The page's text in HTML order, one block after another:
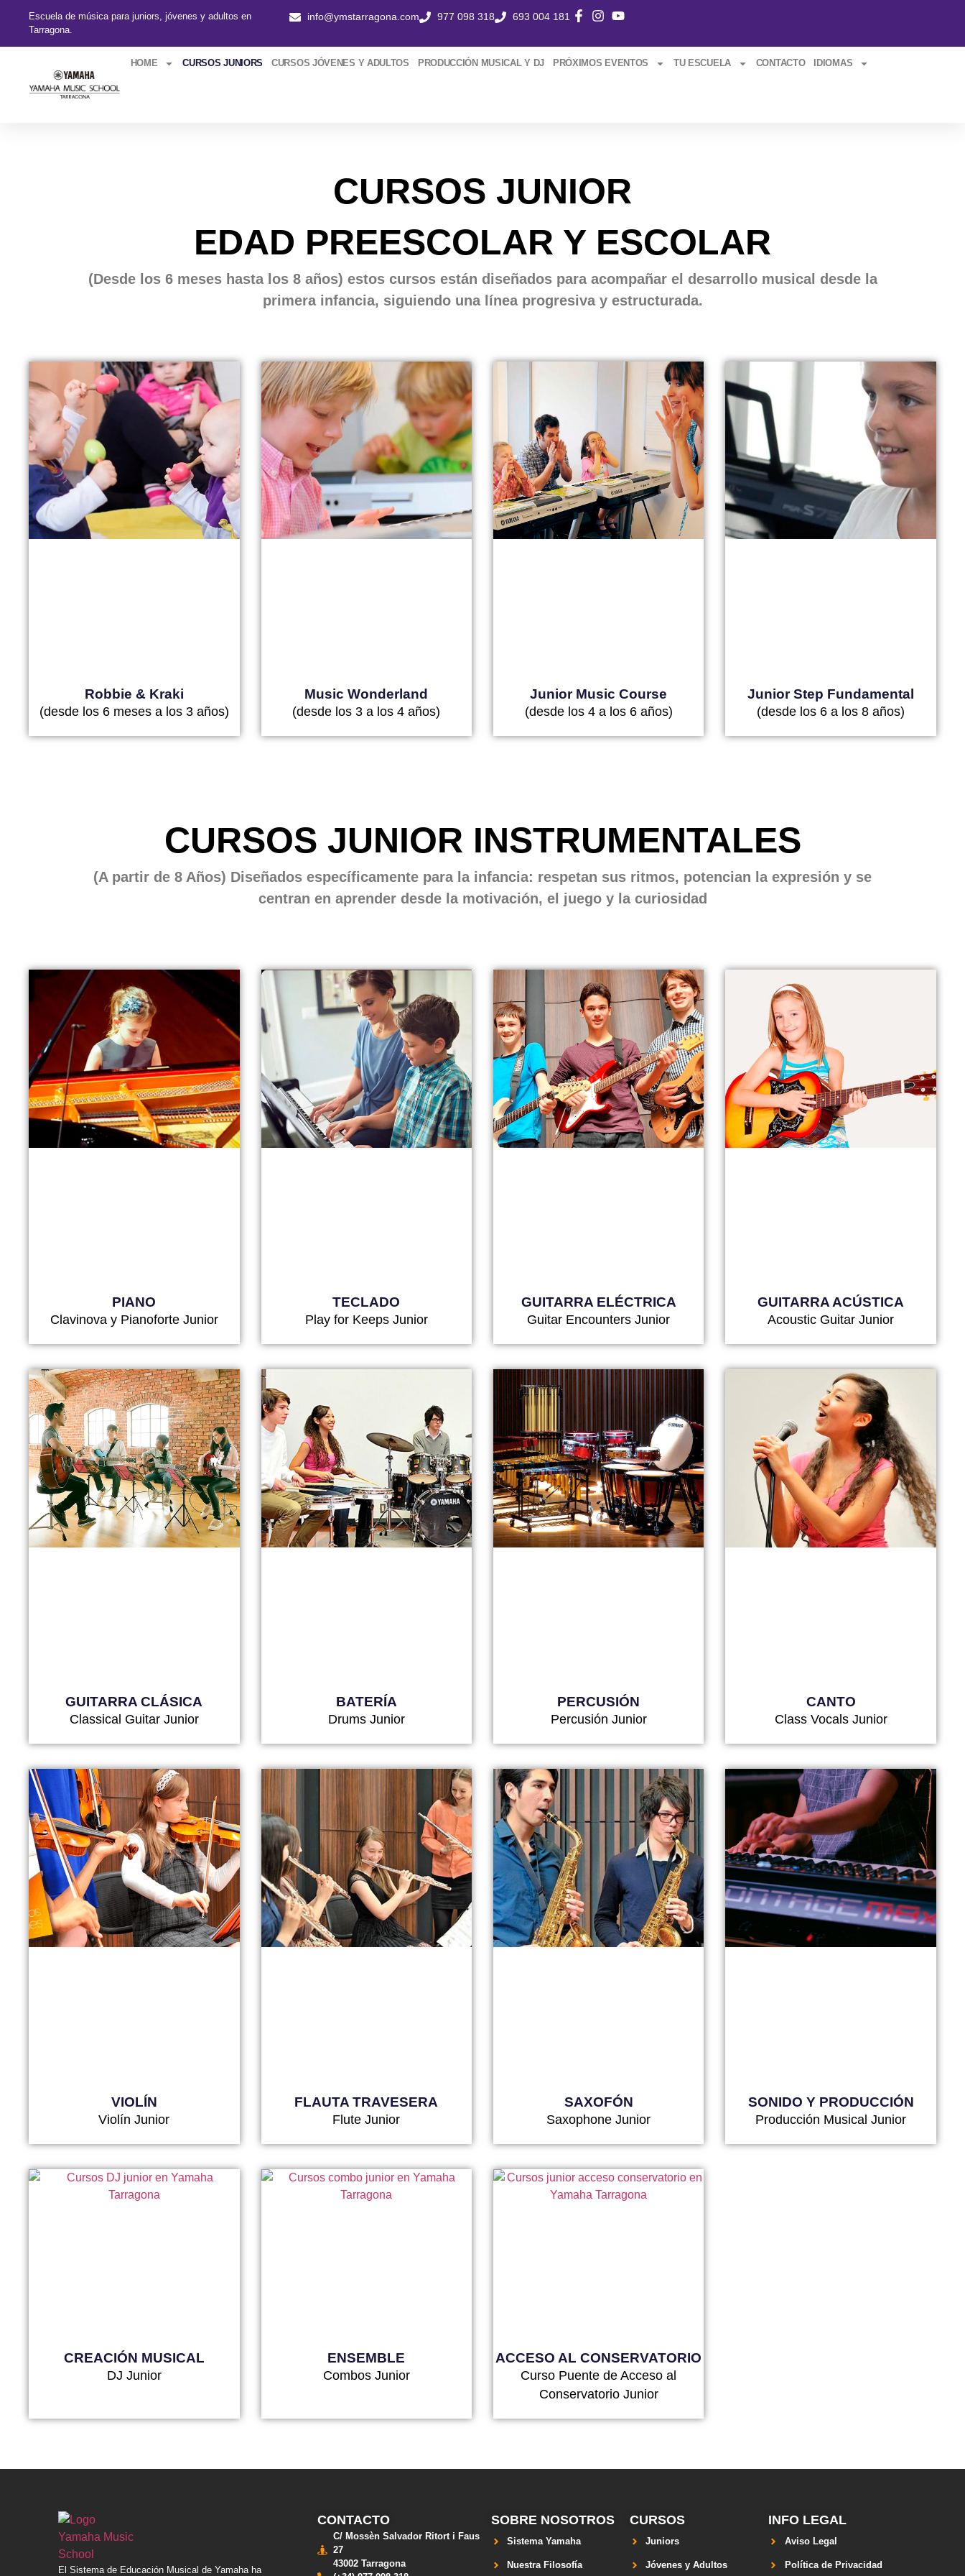
Escuela de música para juniors, jóvenes y adultos en
Tarragona.
info@ymstarragona.com 977 098 318 693 004 181
HOME CURSOS JUNIORS CURSOS JÓVENES Y ADULTOS PRODUCCIÓN MUSICAL Y DJ PRÓXIMOS EVENTOS TU ESCUELA CONTACTO IDIOMAS
CURSOS JUNIOR
EDAD PREESCOLAR Y ESCOLAR
(Desde los 6 meses hasta los 8 años) estos cursos están diseñados para acompañar el desarrollo musical desde la
primera infancia, siguiendo una línea progresiva y estructurada.
Robbie & Kraki
(desde los 6 meses a los 3 años)
Music Wonderland
(desde los 3 a los 4 años)
Junior Music Course
(desde los 4 a los 6 años)
Junior Step Fundamental
(desde los 6 a los 8 años)
CURSOS JUNIOR INSTRUMENTALES
(A partir de 8 Años) Diseñados específicamente para la infancia: respetan sus ritmos, potencian la expresión y se
centran en aprender desde la motivación, el juego y la curiosidad
PIANO
Clavinova y Pianoforte Junior
TECLADO
Play for Keeps Junior
GUITARRA ELÉCTRICA
Guitar Encounters Junior
GUITARRA ACÚSTICA
Acoustic Guitar Junior
GUITARRA CLÁSICA
Classical Guitar Junior
BATERÍA
Drums Junior
PERCUSIÓN
Percusión Junior
CANTO
Class Vocals Junior
VIOLÍN
Violín Junior
FLAUTA TRAVESERA
Flute Junior
SAXOFÓN
Saxophone Junior
SONIDO Y PRODUCCIÓN
Producción Musical Junior
CREACIÓN MUSICAL
DJ Junior
ENSEMBLE
Combos Junior
ACCESO AL CONSERVATORIO
Curso Puente de Acceso al
Conservatorio Junior
El Sistema de Educación Musical de Yamaha ha
CONTACTO
C/ Mossèn Salvador Ritort i Faus
27
43002 Tarragona
SOBRE NOSOTROS
Sistema Yamaha
Nuestra Filosofía
CURSOS
Juniors
Jóvenes y Adultos
INFO LEGAL
Aviso Legal
Política de Privacidad